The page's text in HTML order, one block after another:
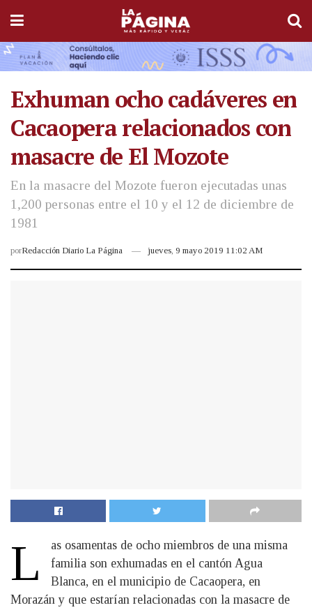
Exhuman ocho cadáveres en
Cacaopera relacionados con
masacre de El Mozote
En la masacre del Mozote fueron ejecutadas unas
1,200 personas entre el 10 y el 12 de diciembre de
1981
porRedacción Diario La Página jueves, 9 mayo 2019 11:02 AM
L
as osamentas de ocho miembros de una misma
familia son exhumadas en el cantón Agua
Blanca, en el municipio de Cacaopera, en
Morazán y que estarían relacionadas con la masacre de